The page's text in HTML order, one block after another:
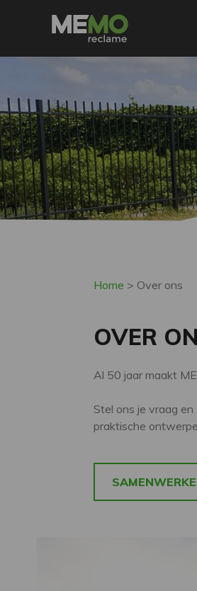
Home > Over ons
OVER
Al 50 jaar maakt
Stel ons je vraag
praktische